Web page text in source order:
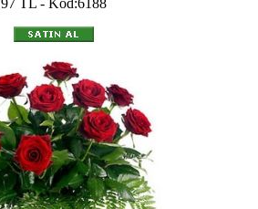
97 TL - Kod:6188